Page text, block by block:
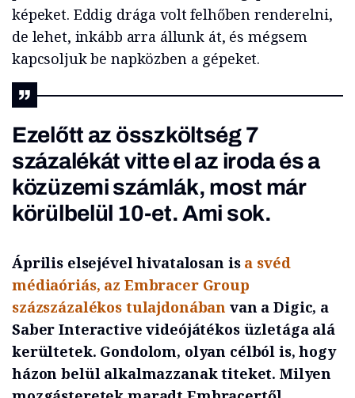
képeket. Eddig drága volt felhőben renderelni,
de lehet, inkább arra állunk át, és mégsem
kapcsoljuk be napközben a gépeket.
Ezelőtt az összköltség 7
százalékát vitte el az iroda és a
közüzemi számlák, most már
körülbelül 10-et. Ami sok.
Április elsejével hivatalosan is a svéd
médiaóriás, az Embracer Group
százszázalékos tulajdonában van a Digic, a
Saber Interactive videójátékos üzletága alá
kerültetek. Gondolom, olyan célból is, hogy
házon belül alkalmazzanak titeket. Milyen